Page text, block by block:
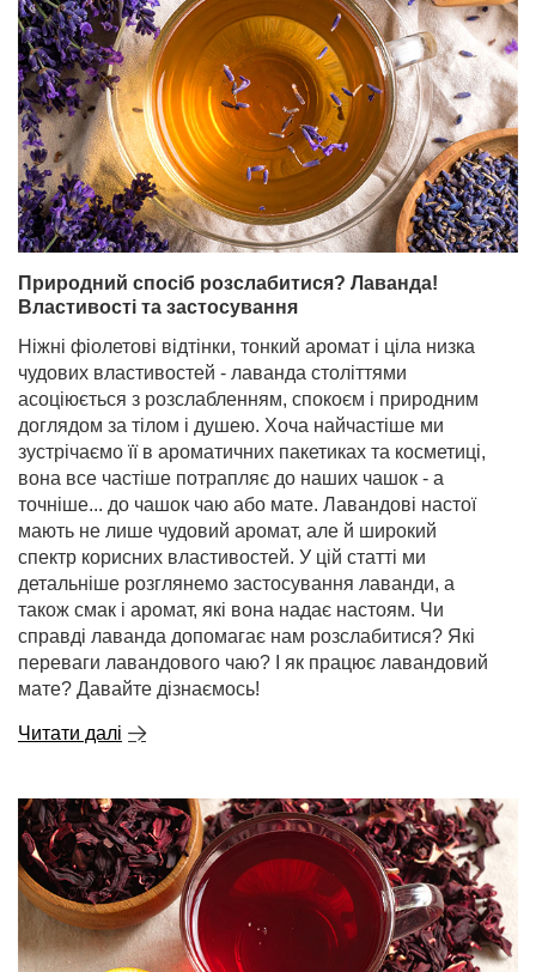
Природний спосіб розслабитися? Лаванда!
Властивості та застосування
Ніжні фіолетові відтінки, тонкий аромат і ціла низка
чудових властивостей - лаванда століттями
асоціюється з розслабленням, спокоєм і природним
доглядом за тілом і душею. Хоча найчастіше ми
зустрічаємо її в ароматичних пакетиках та косметиці,
вона все частіше потрапляє до наших чашок - а
точніше... до чашок чаю або мате. Лавандові настої
мають не лише чудовий аромат, але й широкий
спектр корисних властивостей. У цій статті ми
детальніше розглянемо застосування лаванди, а
також смак і аромат, які вона надає настоям. Чи
справді лаванда допомагає нам розслабитися? Які
переваги лавандового чаю? І як працює лавандовий
мате? Давайте дізнаємось!
Читати далі